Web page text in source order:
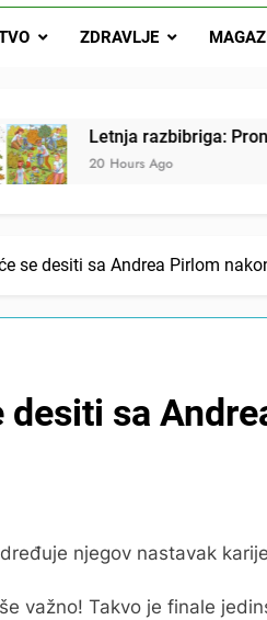
Matematički
ZDRAVLJE
razbibriga: Pronađi 12
Hours Ago
se desiti sa Andrea Pirlom
desiti sa
njegov nastavak
važno! Takvo je finale